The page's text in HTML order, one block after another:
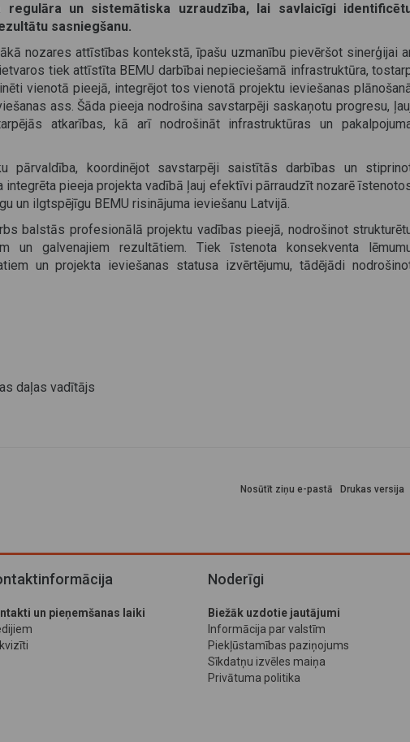
un sistemātiska uzraudzība, lai savlaicīgi
sasniegšanu.
nozares attīstības kontekstā, īpašu uzmanību pievēršot sinerģijai
tiek attīstīta BEMU darbībai nepieciešamā infrastruktūra,
vienotā pieejā, integrējot tos vienotā projektu ieviešanas
ass. Šāda pieeja nodrošina savstarpēji saskaņotu progresu,
atkarības, kā arī nodrošināt infrastruktūras un
pārvaldība, koordinējot savstarpēji saistītās darbības un
pieeja projekta vadībā ļauj efektīvi pārraudzīt nozarē
un ilgtspējīgu BEMU risinājuma ieviešanu Latvijā.
balstās profesionālā projektu vadības pieejā, nodrošinot
un galvenajiem rezultātiem. Tiek īstenota konsekventa
un projekta ieviešanas statusa izvērtējumu, tādējādi
daļas vadītājs
Drukas versija
Nosūtīt ziņu e-pastā
un pieņemšanas laiki
Noderīgi
Biežāk uzdotie jautājumi
Informācija par valstīm
Piekļūstamības paziņojums
Sīkdatņu izvēles maiņa
Privātuma politika